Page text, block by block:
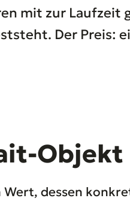
mit zur Laufzeit
Der Preis:
Wert, dessen